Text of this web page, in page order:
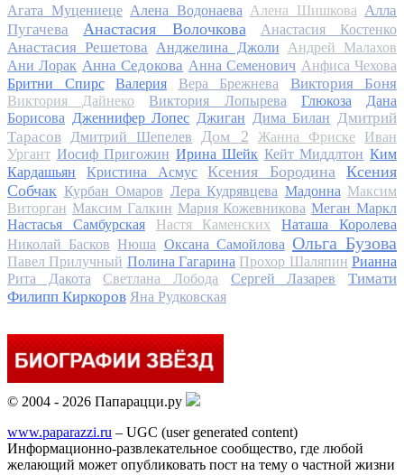
Агата Муцениеце Алена Водонаева Алена Шишкова Алла
Пугачева
Анастасия Волочкова Анастасия Костенко
Анастасия Решетова Анджелина Джоли
Андрей Малахов
Ани Лорак Анна Седокова Анна Семенович Анфиса Чехова
Бритни Спирс
Валерия Вера Брежнева Виктория Боня
Виктория Дайнеко Виктория Лопырева Глюкоза
Дана
Борисова Дженнифер Лопес Джиган Дима Билан Дмитрий
Тарасов
Дмитрий Шепелев Дом 2 Жанна Фриске
Иван
Ургант Иосиф Пригожин Ирина Шейк Кейт Миддлтон Ким
Кардашьян
Кристина Асмус Ксения Бородина
Ксения
Собчак Курбан Омаров Лера Кудрявцева Мадонна Максим
Виторган Максим Галкин Мария Кожевникова Меган Маркл
Настасья Самбурская
Настя Каменских
Наташа Королева
Николай Басков Нюша Оксана Самойлова Ольга Бузова
Павел Прилучный Полина Гагарина Прохор Шаляпин Рианна
Рита Дакота
Светлана Лобода Сергей Лазарев
Тимати
Филипп Киркоров Яна Рудковская
© 2004 - 2026 Папарацци.ру
www.paparazzi.ru – UGC (user generated content)
Информационно-развлекательное сообщество, где любой
желающий может опубликовать пост на тему о частной жизни